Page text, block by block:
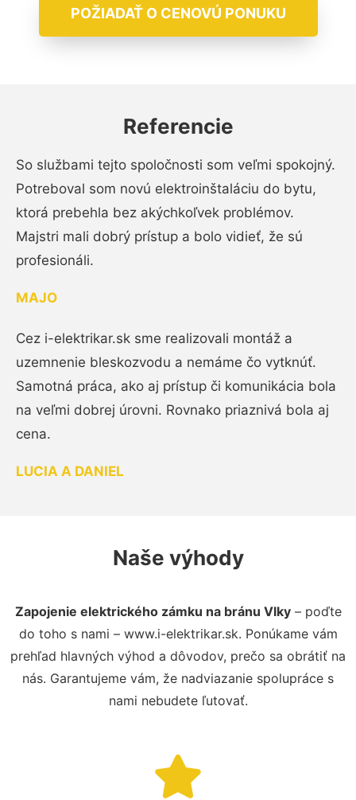
POŽIADAŤ O CENOVÚ PONUKU
Referencie
So službami tejto spoločnosti som veľmi spokojný.
Potreboval som novú elektroinštaláciu do bytu,
ktorá prebehla bez akýchkoľvek problémov.
Majstri mali dobrý prístup a bolo vidieť, že sú
profesionáli.
MAJO
Cez i-elektrikar.sk sme realizovali montáž a
uzemnenie bleskozvodu a nemáme čo vytknúť.
Samotná práca, ako aj prístup či komunikácia bola
na veľmi dobrej úrovni. Rovnako priaznivá bola aj
cena.
LUCIA A DANIEL
Naše výhody
Zapojenie elektrického zámku na bránu Vlky– poďte
do toho s nami – www.i-elektrikar.sk. Ponúkame vám
prehľad hlavných výhod a dôvodov, prečo sa obrátiť na
nás. Garantujeme vám, že nadviazanie spolupráce s
nami nebudete ľutovať.